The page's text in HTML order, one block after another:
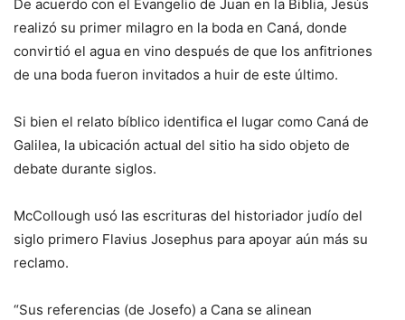
De acuerdo con el Evangelio de Juan en la Biblia, Jesús
realizó su primer milagro en la boda en Caná, donde
convirtió el agua en vino después de que los anfitriones
de una boda fueron invitados a huir de este último.
Si bien el relato bíblico identifica el lugar como Caná de
Galilea, la ubicación actual del sitio ha sido objeto de
debate durante siglos.
McCollough usó las escrituras del historiador judío del
siglo primero Flavius ​​Josephus para apoyar aún más su
reclamo.
“Sus referencias (de Josefo) a Cana se alinean